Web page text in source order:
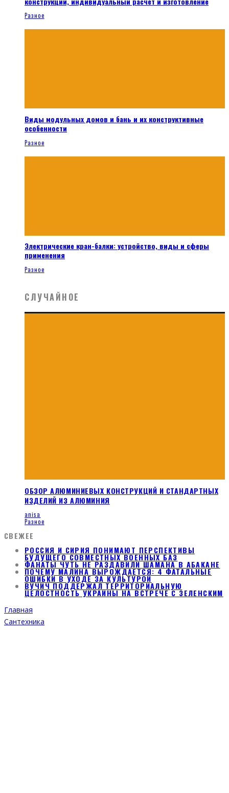
Разное
Виды модульных домов и бань и их конструктивные
особенности
Разное
Электрические кран-балки: устройство, виды и сферы
применения
Разное
СЛУЧАЙНОЕ
ОБЗОР АЛЮМИНИЕВЫХ КОНСТРУКЦИЙ И СТАНДАРТНЫХ
ИЗДЕЛИЙ ИЗ АЛЮМИНИЯ
anisa
Разное
СВЕЖЕЕ
РОССИЯ И СИРИЯ ПОНИМАЮТ ПЕРСПЕКТИВЫ
БУДУЩЕГО СОВМЕСТНЫХ ВОЕННЫХ БАЗ
ФАНАТЫ ЧУТЬ НЕ РАЗДАВИЛИ ШАМАНА В АБАКАНЕ
ПОЧЕМУ МАЛИНА ВЫРОЖДАЕТСЯ: 4 ФАТАЛЬНЫЕ
ОШИБКИ В УХОДЕ ЗА КУЛЬТУРОЙ
ВУЧИЧ ПОДДЕРЖАЛ ТЕРРИТОРИАЛЬНУЮ
ЦЕЛОСТНОСТЬ УКРАИНЫ НА ВСТРЕЧЕ С ЗЕЛЕНСКИМ
Главная
Сантехника